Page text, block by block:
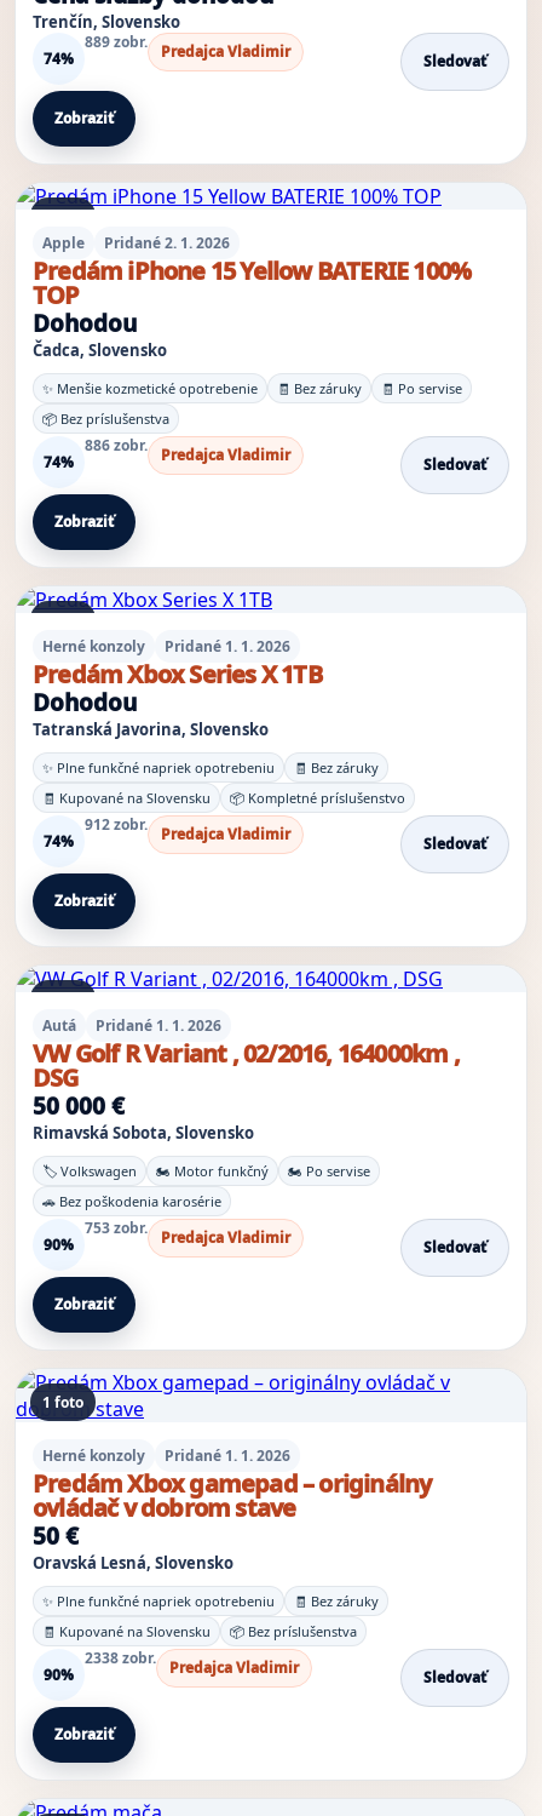
Trenčín, Slovensko
74%
889 zobr. Predajca Vladimir Sledovať
Zobraziť
1 foto
Apple
Pridané 2. 1. 2026
Predám iPhone 15 Yellow BATERIE 100%
TOP
Dohodou
Čadca, Slovensko
✨ Menšie kozmetické opotrebenie 🧾 Bez záruky
🧾 Po servise
📦 Bez príslušenstva
74%
886 zobr. Predajca Vladimir Sledovať
Zobraziť
1 foto
Herné konzoly
Pridané 1. 1. 2026
Predám Xbox Series X 1TB
Dohodou
Tatranská Javorina, Slovensko
✨ Plne funkčné napriek opotrebeniu
🧾 Bez záruky
🧾 Kupované na Slovensku
📦 Kompletné príslušenstvo
74%
912 zobr. Predajca Vladimir Sledovať
Zobraziť
1 foto
Autá
Pridané 1. 1. 2026
VW Golf R Variant , 02/2016, 164000km ,
DSG
50 000 €
Rimavská Sobota, Slovensko
🏷️ Volkswagen 🏍️ Motor funkčný
🏍️ Po servise
🚗 Bez poškodenia karosérie
90%
753 zobr. Predajca Vladimir Sledovať
Zobraziť
1 foto
Herné konzoly Pridané 1. 1. 2026
Predám Xbox gamepad – originálny
ovládač v dobrom stave
50 €
Oravská Lesná, Slovensko
✨ Plne funkčné napriek opotrebeniu
🧾 Bez záruky
🧾 Kupované na Slovensku
📦 Bez príslušenstva
90%
2338 zobr. Predajca Vladimir Sledovať
Zobraziť